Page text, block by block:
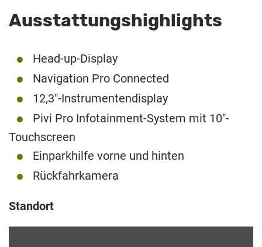
Ausstattungshighlights
Head-up-Display
Navigation Pro Connected
12,3″-Instrumentendisplay
Pivi Pro Infotainment-System mit 10″-
Touchscreen
Einparkhilfe vorne und hinten
Rückfahrkamera
Standort